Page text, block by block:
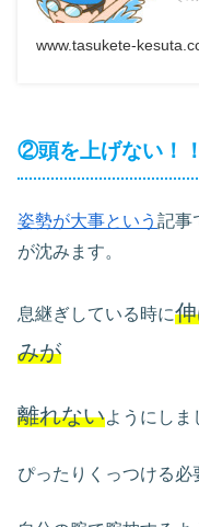
www.tasukete-
②頭を上げない！！
姿勢が大事という 記事
が沈みます。
息継ぎしている時に
みが
離れないようにしま
ぴったりくっつける必